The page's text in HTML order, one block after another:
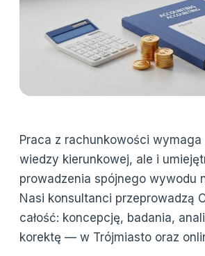
Praca z rachunkowości
wiedzy kierunkowej, ale i
prowadzenia spójnego wywodu
Nasi konsultanci przeprowadzą
całość: koncepcję, badania,
korektę — w Trójmiasto oraz